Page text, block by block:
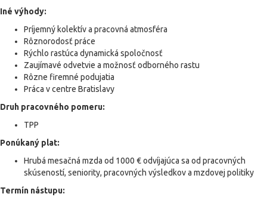
Iné výhody:
Príjemný kolektív a pracovná atmosféra
Rôznorodosť práce
Rýchlo rastúca dynamická spoločnosť
Zaujímavé odvetvie a možnosť odborného rastu
Rôzne firemné podujatia
Práca v centre Bratislavy
Druh pracovného pomeru:
TPP
Ponúkaný plat:
Hrubá mesačná mzda od 1000 € odvíjajúca sa od pracovných
skúseností, seniority, pracovných výsledkov a mzdovej politiky
Termín nástupu: